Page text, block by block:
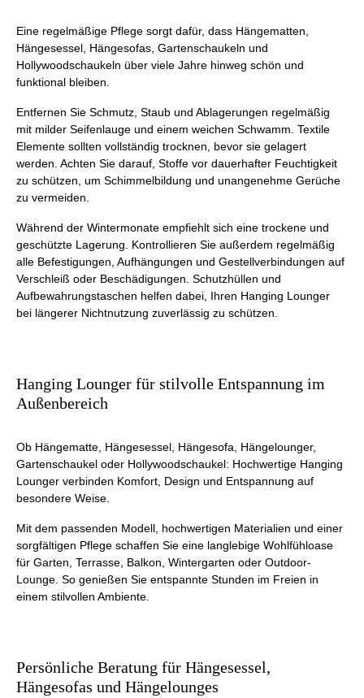
Eine regelmäßige Pflege sorgt dafür, dass Hängematten,
Hängesessel, Hängesofas, Gartenschaukeln und
Hollywoodschaukeln über viele Jahre hinweg schön und
funktional bleiben.
Entfernen Sie Schmutz, Staub und Ablagerungen regelmäßig
mit milder Seifenlauge und einem weichen Schwamm. Textile
Elemente sollten vollständig trocknen, bevor sie gelagert
werden. Achten Sie darauf, Stoffe vor dauerhafter Feuchtigkeit
zu schützen, um Schimmelbildung und unangenehme Gerüche
zu vermeiden.
Während der Wintermonate empfiehlt sich eine trockene und
geschützte Lagerung. Kontrollieren Sie außerdem regelmäßig
alle Befestigungen, Aufhängungen und Gestellverbindungen auf
Verschleiß oder Beschädigungen. Schutzhüllen und
Aufbewahrungstaschen helfen dabei, Ihren Hanging Lounger
bei längerer Nichtnutzung zuverlässig zu schützen.
Hanging Lounger für stilvolle Entspannung im
Außenbereich
Ob Hängematte, Hängesessel, Hängesofa, Hängelounger,
Gartenschaukel oder Hollywoodschaukel: Hochwertige Hanging
Lounger verbinden Komfort, Design und Entspannung auf
besondere Weise.
Mit dem passenden Modell, hochwertigen Materialien und einer
sorgfältigen Pflege schaffen Sie eine langlebige Wohlfühloase
für Garten, Terrasse, Balkon, Wintergarten oder Outdoor-
Lounge. So genießen Sie entspannte Stunden im Freien in
einem stilvollen Ambiente.
Persönliche Beratung für Hängesessel,
Hängesofas und Hängelounges